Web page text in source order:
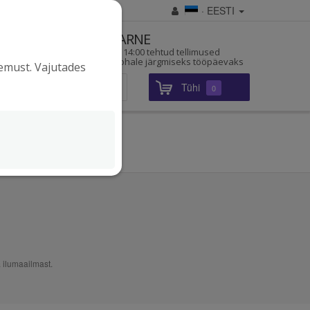
· EESTI
KIIRE TARNE
Enne kella 14:00 tehtud tellimused
jõuavad kohale järgmiseks tööpäevaks
Tühi 0
Vajutades